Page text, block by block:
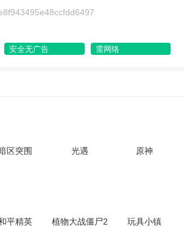
安全无广告 需网络
区突围 光遇 原神
平精英 植物大战僵尸2 玩具小镇